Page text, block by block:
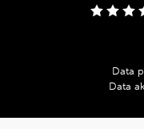
w
Data
Data